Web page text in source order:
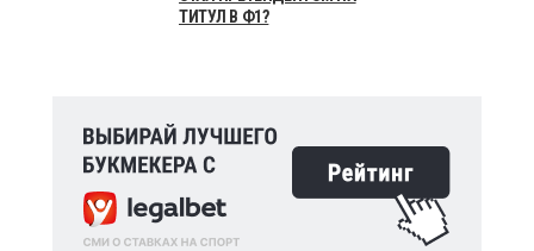
ТИТУЛ В Ф1?